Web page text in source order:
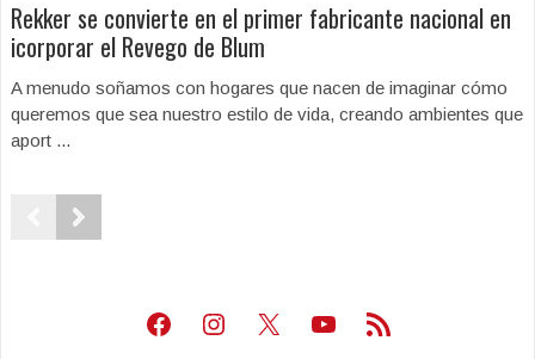
Rekker se convierte en el primer fabricante nacional en
icorporar el Revego de Blum
A menudo soñamos con hogares que nacen de imaginar cómo
queremos que sea nuestro estilo de vida, creando ambientes que
aport ...
Facebook
Instagram
X Youtube
Feed RSS